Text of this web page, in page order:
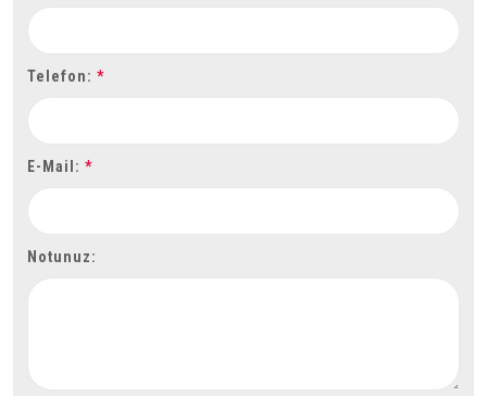
Telefon: *
E-Mail: *
Notunuz: